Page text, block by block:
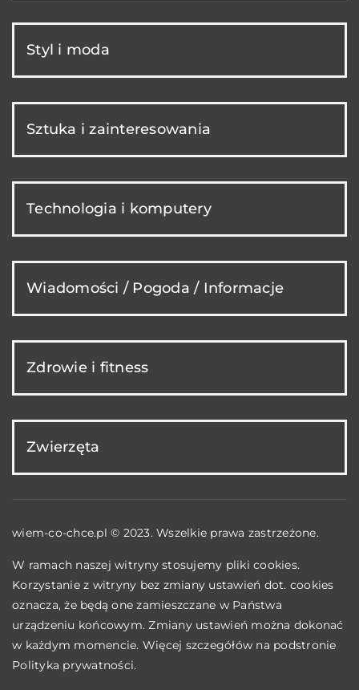
Styl i moda
Sztuka i zainteresowania
Technologia i komputery
Wiadomości / Pogoda / Informacje
Zdrowie i fitness
Zwierzęta
wiem-co-chce.pl © 2023. Wszelkie prawa zastrzeżone.
W ramach naszej witryny stosujemy pliki cookies.
Korzystanie z witryny bez zmiany ustawień dot. cookies
oznacza, że będą one zamieszczane w Państwa
urządzeniu końcowym. Zmiany ustawień można dokonać
w każdym momencie. Więcej szczegółów na podstronie
Polityka prywatności.